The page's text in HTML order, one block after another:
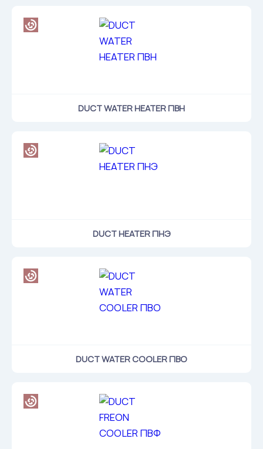
DUCT WATER HEATER ПВН
DUCT HEATER ПНЭ
DUCT WATER COOLER ПВО